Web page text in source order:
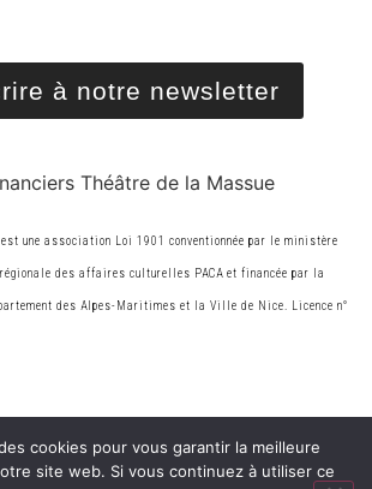
à notre newsletter
est une association Loi 1901 conventionnée par le ministère
des affaires culturelles PACA et financée par la
des Alpes-Maritimes et la Ville de Nice. Licence n°
cookies pour vous garantir la meilleure
site web. Si vous continuez à utiliser ce